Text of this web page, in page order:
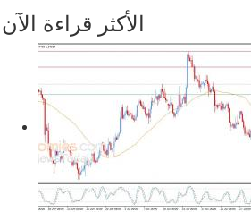
الأكثر قراءة الآن